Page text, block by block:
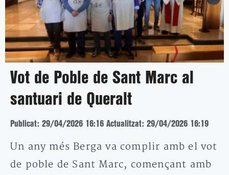
Vot de Poble de Sant Marc al
santuari de Queralt
Publicat: 29/04/2026 16:16 Actualitzat: 29/04/2026 16:19
Un any més Berga va complir amb el vot
de poble de Sant Marc, començant amb